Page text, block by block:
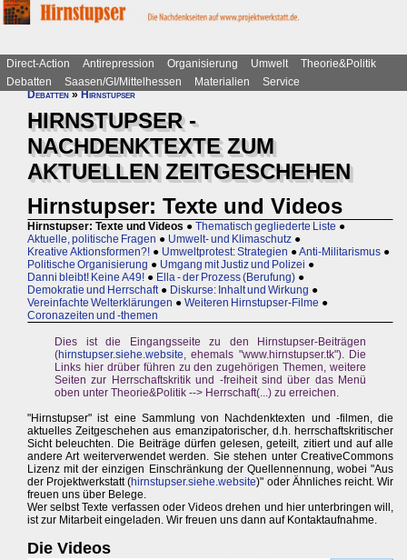
Direct-Action Antirepression Organisierung Umwelt
Theorie&Politik
Debatten
Saasen/GI/Mittelhessen Materialien
Service
Debatten»Hirnstupser
HIRNSTUPSER -
NACHDENKTEXTE ZUM
AKTUELLEN ZEITGESCHEHEN
Hirnstupser: Texte und Videos
Hirnstupser: Texte und Videos ● Thematisch gegliederte Liste ●
Aktuelle, politische Fragen ● Umwelt- und Klimaschutz ●
Kreative Aktionsformen?! ● Umweltprotest: Strategien ●Anti-Militarismus ●
Politische Organisierung ● Umgang mit Justiz und Polizei ●
Danni bleibt! Keine A49! ● Ella - der Prozess (Berufung) ●
Demokratie und Herrschaft ● Diskurse: Inhalt und Wirkung ●
Vereinfachte Welterklärungen ● Weiteren Hirnstupser-Filme ●
Coronazeiten und -themen
Dies ist die Eingangsseite zu den Hirnstupser-Beiträgen
(hirnstupser.siehe.website, ehemals "www.hirnstupser.tk"). Die
Links hier drüber führen zu den zugehörigen Themen, weitere
Seiten zur Herrschaftskritik und -freiheit sind über das Menü
oben unter Theorie&Politik --> Herrschaft(...) zu erreichen.
"Hirnstupser" ist eine Sammlung von Nachdenktexten und -filmen, die
aktuelles Zeitgeschehen aus emanzipatorischer, d.h. herrschaftskritischer
Sicht beleuchten. Die Beiträge dürfen gelesen, geteilt, zitiert und auf alle
andere Art weiterverwendet werden. Sie stehen unter CreativeCommons
Lizenz mit der einzigen Einschränkung der Quellennennung, wobei "Aus
der Projektwerkstatt (hirnstupser.siehe.website)" oder Ähnliches reicht. Wir
freuen uns über Belege.
Wer selbst Texte verfassen oder Videos drehen und hier unterbringen will,
ist zur Mitarbeit eingeladen. Wir freuen uns dann auf Kontaktaufnahme.
Die Videos